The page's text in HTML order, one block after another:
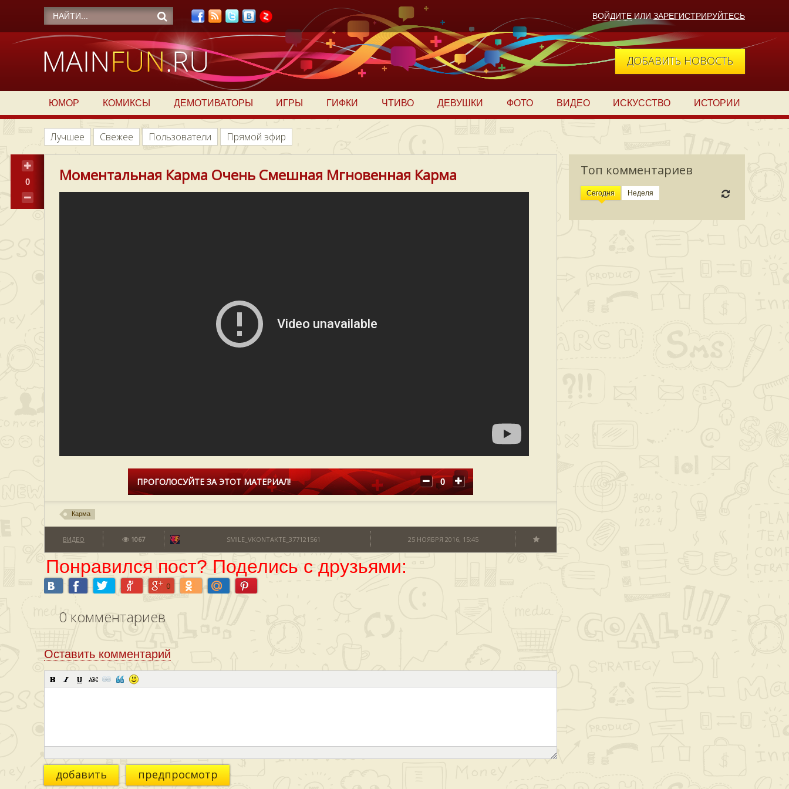
ВОЙДИТЕ ИЛИ ЗАРЕГИСТРИРУЙТЕСЬ
ДОБАВИТЬ НОВОСТЬ
ЮМОР КОМИКСЫ ДЕМОТИВАТОРЫ ИГРЫ ГИФКИ ЧТИВО ДЕВУШКИ ФОТО ВИДЕО ИСКУССТВО ИСТОРИИ
Лучшее Свежее Пользователи Прямой эфир
Топ комментариев
Сегодня Неделя
0 Моментальная Карма Очень Смешная Мгновенная Карма
ПРОГОЛОСУЙТЕ ЗА ЭТОТ МАТЕРИАЛ! 0
Карма
ВИДЕО 1067 SMILE_VKONTAKTE_377121561 25 НОЯБРЯ 2016, 15:45
Понравился пост? Поделись с друзьями:
0
0 комментариев
Оставить комментарий
добавить предпросмотр